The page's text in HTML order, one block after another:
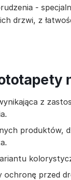
-
drzwi, z
z
produktów,
ochronę przed